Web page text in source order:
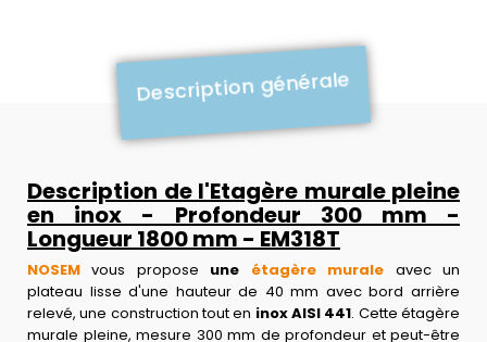
Description générale
Description de l'Etagère murale pleine
en inox - Profondeur 300 mm -
Longueur 1800 mm - EM318T
NOSEM vous propose une étagère murale avec un
plateau lisse d'une hauteur de 40 mm avec bord arrière
relevé, une construction tout en inox AISI 441. Cette étagère
murale pleine, mesure 300 mm de profondeur et peut-être